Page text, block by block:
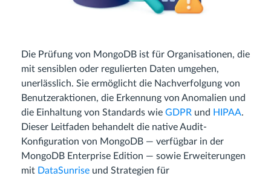
Die Prüfung von MongoDB ist für Organisationen, die
mit sensiblen oder regulierten Daten umgehen,
unerlässlich. Sie ermöglicht die Nachverfolgung von
Benutzeraktionen, die Erkennung von Anomalien und
die Einhaltung von Standards wie GDPR und HIPAA.
Dieser Leitfaden behandelt die native Audit-
Konfiguration von MongoDB — verfügbar in der
MongoDB Enterprise Edition — sowie Erweiterungen
mit DataSunrise und Strategien für